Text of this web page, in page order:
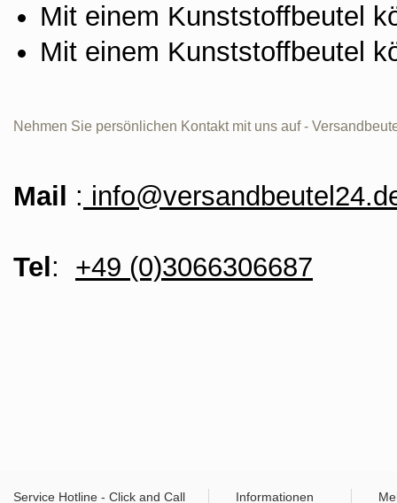
Mit einem Kunststoffbeutel
Mit einem Kunststoffbeutel
Nehmen Sie persönlichen Kontakt mit uns auf -
Mail :
Tel : +49 (0)3066306687
Service Hotline - Click and Call Informationen